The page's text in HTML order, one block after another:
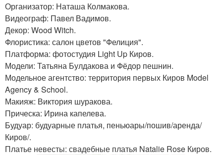
Организатор: Наташа Колмакова.
Видеограф: Павел Вадимов.
Декор: Wood Witch.
Флористика: салон цветов "Фелиция".
Платформа: фотостудия Light Up Киров.
Модели: Татьяна Булдакова и Фёдор пешнин.
Модельное агентство: территория первых Киров Model
Agency & School.
Макияж: Виктория шуракова.
Прическа: Ирина капелева.
Будуар: будуарные платья, пеньюары/пошив/аренда/
Киров/.
Платье невесты: свадебные платья Natalie Rose Киров.